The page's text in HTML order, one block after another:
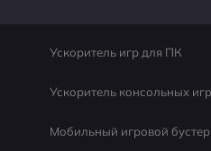
Ускоритель игр для ПК
Ускоритель консольных игр
Мобильный игровой бустер